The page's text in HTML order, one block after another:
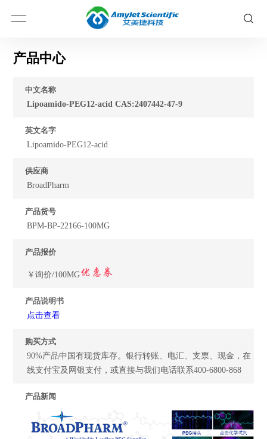
产品中心
中文名称
Lipoamido-PEG12-acid CAS:2407442-47-9
英文名字
Lipoamido-PEG12-acid
供应商
BroadPharm
产品货号
BPM-BP-22166-100MG
产品报价
￥询价/100MG
产品说明书
点击查看
购买方式
90%产品中国有现货库存。银行转账、电汇、支票、现金，在
线支付宝及网银支付，或直接与我们电话联系400-6800-868
产品新闻